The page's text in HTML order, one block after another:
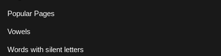
Popular Pages
Vowels
Words with silent letters